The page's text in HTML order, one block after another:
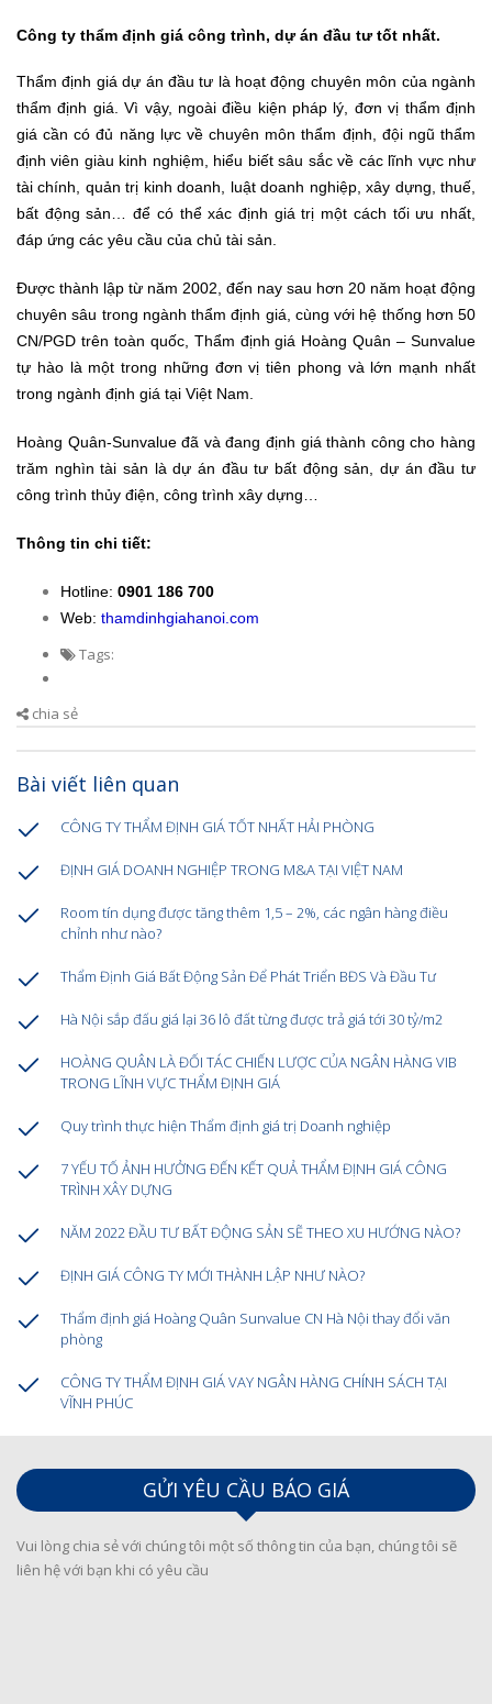
Công ty thẩm định giá công trình, dự án đầu tư tốt nhất.
Thẩm định giá dự án đầu tư là hoạt động chuyên môn của ngành
thẩm định giá. Vì vậy, ngoài điều kiện pháp lý, đơn vị thẩm định
giá cần có đủ năng lực về chuyên môn thẩm định, đội ngũ thẩm
định viên giàu kinh nghiệm, hiểu biết sâu sắc về các lĩnh vực như
tài chính, quản trị kinh doanh, luật doanh nghiệp, xây dựng, thuế,
bất động sản… để có thể xác định giá trị một cách tối ưu nhất,
đáp ứng các yêu cầu của chủ tài sản.
Được thành lập từ năm 2002, đến nay sau hơn 20 năm hoạt động
chuyên sâu trong ngành thẩm định giá, cùng với hệ thống hơn 50
CN/PGD trên toàn quốc, Thẩm định giá Hoàng Quân – Sunvalue
tự hào là một trong những đơn vị tiên phong và lớn mạnh nhất
trong ngành định giá tại Việt Nam.
Hoàng Quân-Sunvalue đã và đang định giá thành công cho hàng
trăm nghìn tài sản là dự án đầu tư bất động sản, dự án đầu tư
công trình thủy điện, công trình xây dựng…
Thông tin chi tiết:
Hotline: 0901 186 700
Web: thamdinhgiahanoi.com
Tags:
chia sẻ
Bài viết liên quan
CÔNG TY THẨM ĐỊNH GIÁ TỐT NHẤT HẢI PHÒNG
ĐỊNH GIÁ DOANH NGHIỆP TRONG M&A TẠI VIỆT NAM
Room tín dụng được tăng thêm 1,5 – 2%, các ngân hàng điều
chỉnh như nào?
Thẩm Định Giá Bất Động Sản Để Phát Triển BĐS Và Đầu Tư
Hà Nội sắp đấu giá lại 36 lô đất từng được trả giá tới 30 tỷ/m2
HOÀNG QUÂN LÀ ĐỐI TÁC CHIẾN LƯỢC CỦA NGÂN HÀNG VIB
TRONG LĨNH VỰC THẨM ĐỊNH GIÁ
Quy trình thực hiện Thẩm định giá trị Doanh nghiệp
7 YẾU TỐ ẢNH HƯỞNG ĐẾN KẾT QUẢ THẨM ĐỊNH GIÁ CÔNG
TRÌNH XÂY DỰNG
NĂM 2022 ĐẦU TƯ BẤT ĐỘNG SẢN SẼ THEO XU HƯỚNG NÀO?
ĐỊNH GIÁ CÔNG TY MỚI THÀNH LẬP NHƯ NÀO?
Thẩm định giá Hoàng Quân Sunvalue CN Hà Nội thay đổi văn
phòng
CÔNG TY THẨM ĐỊNH GIÁ VAY NGÂN HÀNG CHÍNH SÁCH TẠI
VĨNH PHÚC
GỬI YÊU CẦU BÁO GIÁ
Vui lòng chia sẻ với chúng tôi một số thông tin của bạn, chúng tôi sẽ
liên hệ với bạn khi có yêu cầu